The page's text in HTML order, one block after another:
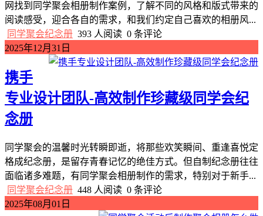
网找到同学聚会相册制作案例，了解不同的风格和版式带来的
阅读感受，迎合各自的需求，和我们约定自己喜欢的相册风...
同学聚会纪念册 393 人阅读 0 条评论
2025年12月31日
携手
专业设计团队-高效制作珍藏级同学会纪
念册
同学聚会的温馨时光转瞬即逝，将那些欢笑瞬间、重逢喜悦定
格成纪念册，是留存青春记忆的绝佳方式。但自制纪念册往往
面临诸多难题，有同学聚会相册制作的需求，特别对于新手...
同学聚会纪念册 448 人阅读 0 条评论
2025年08月01日